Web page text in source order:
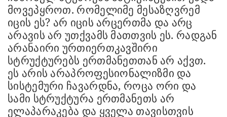
მოვეპყროთ. რომელიმე მესაზღვრემ
იცის ეს? არ იცის არცერთმა და არც
არავის არ უთქვამს მათთვის ეს. რადგან
არანაირი ურთიერთკავშირი
სტრუქტურებს ერთმანეთთან არ აქვთ.
ეს არის არაპროფესიონალიზმი და
სისტემური ჩავარდნა, როცა ორი და
სამი სტრუქტურა ერთმანეთს არ
ელაპარაკება და ყველა თავისთვის